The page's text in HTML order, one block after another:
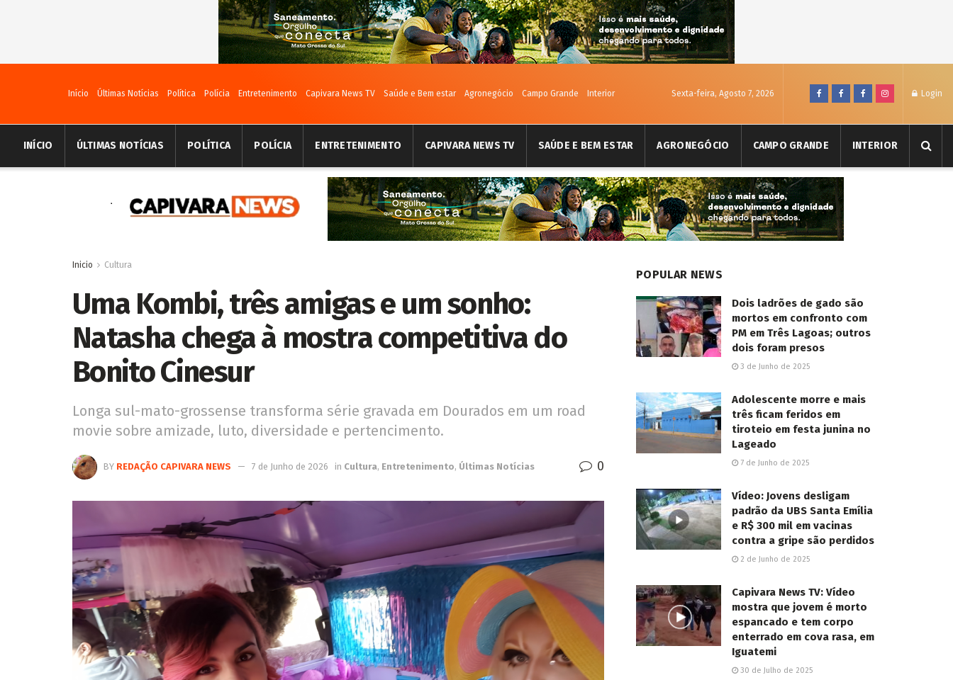
Início Últimas Notícias Política Polícia Entretenimento Capivara News TV Saúde e Bem estar Agronegócio Campo Grande Interior Sexta-feira, Agosto 7, 2026 Login
INÍCIO ÚLTIMAS NOTÍCIAS POLÍTICA POLÍCIA ENTRETENIMENTO CAPIVARA NEWS TV SAÚDE E BEM ESTAR AGRONEGÓCIO CAMPO GRANDE INTERIOR
Inicio Cultura
Uma Kombi, três amigas e um sonho:
Natasha chega à mostra competitiva do
Bonito Cinesur
Longa sul-mato-grossense transforma série gravada em Dourados em um road
movie sobre amizade, luto, diversidade e pertencimento.
BY REDAÇÃO CAPIVARA NEWS 7 de Junho de 2026 in Cultura, Entretenimento, Últimas Notícias 0
POPULAR NEWS
Dois ladrões de gado são
mortos em confronto com
PM em Três Lagoas; outros
dois foram presos
3 de Junho de 2025
Adolescente morre e mais
três ficam feridos em
tiroteio em festa junina no
Lageado
7 de Junho de 2025
Vídeo: Jovens desligam
padrão da UBS Santa Emília
e R$ 300 mil em vacinas
contra a gripe são perdidos
2 de Junho de 2025
Capivara News TV: Vídeo
mostra que jovem é morto
espancado e tem corpo
enterrado em cova rasa, em
Iguatemi
30 de Julho de 2025